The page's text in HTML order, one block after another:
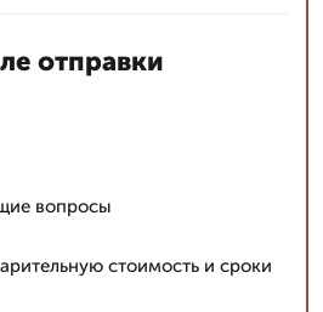
отправки
вопросы
стоимость и сроки